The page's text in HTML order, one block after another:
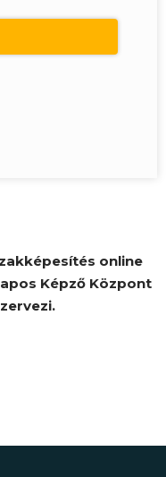
online
Képző Központ